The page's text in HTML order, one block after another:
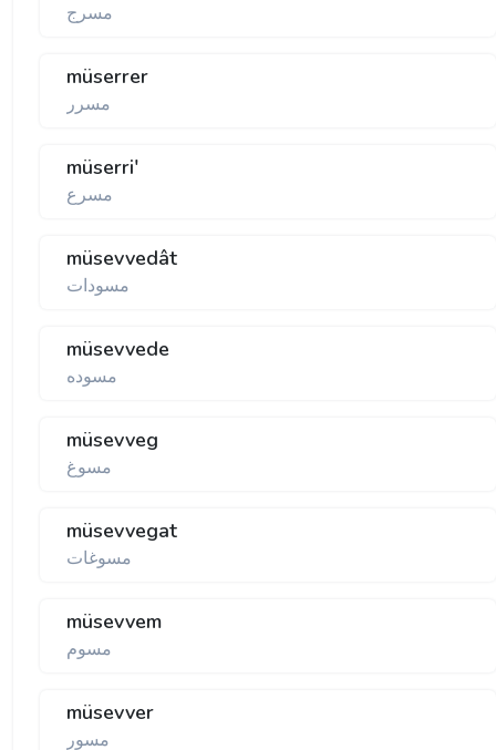
مسرج
müserrer
مسرر
müserri'
مسرع
müsevvedât
مسودات
müsevvede
مسوده
müsevveg
مسوغ
müsevvegat
مسوغات
müsevvem
مسوم
müsevver
مسور